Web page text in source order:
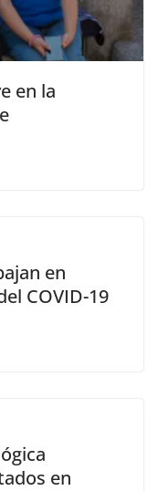
en la
en
COVID-19
en